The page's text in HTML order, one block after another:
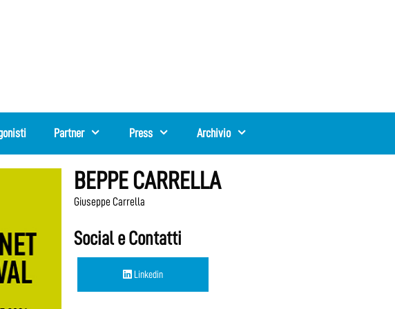
Partner Press Archivio
BEPPE CARRELLA
Giuseppe Carrella
Social e Contatti
Linkedin